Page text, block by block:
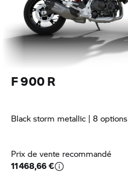
F 900 R
Black storm metallic | 8 options
Prix de vente recommandé
11 468,66 €